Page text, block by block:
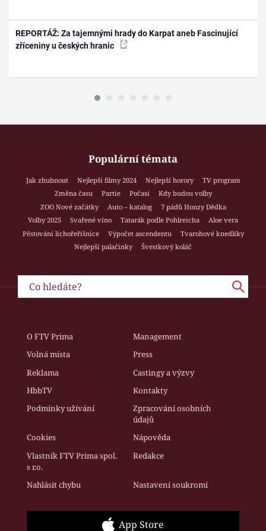
REPORTÁŽ: Za tajemnými hrady do Karpat aneb Fascinující
zříceniny u českých hranic
Populární témata
Jak zhubnout Nejlepší filmy 2024 Nejlepší horory
TV program
Změna času
Partie Počasí
Kdy budou volby
ZOO Nové začátky
Auto – katalog
7 pádů Honzy Dědka
Volby 2025
Svařené víno Tatarák podle Pohlreicha
Aloe vera
Pěstování lichořeřišnice
Výpočet ascendentu
Tvarohové knedlíky
Nejlepší palačinky
Švestkový koláč
O FTV Prima
Management
Volná místa
Press
Reklama
Castingy a výzvy
HbbTV
Kontakty
Podmínky užívání
Zpracování osobních
údajů
Cookies
Nápověda
Vlastník FTV Prima spol.
s r.o.
Redakce
Nahlásit chybu Nastavení soukromí
App Store